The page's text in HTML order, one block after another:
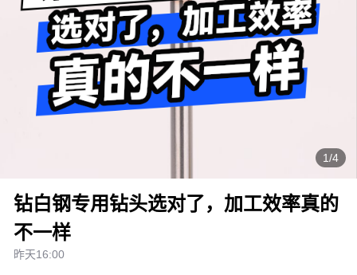
1/4
钻白钢专用钻头选对了，加工效率真的
不一样
昨天16:00